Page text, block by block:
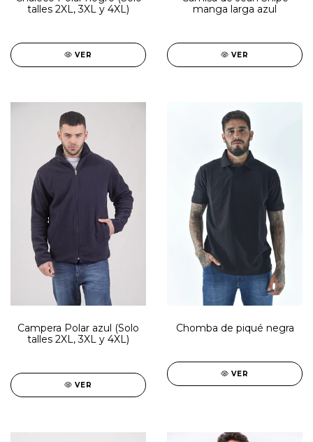
talles 2XL, 3XL y 4XL)
VER
manga larga azul
VER
Campera Polar azul (Solo
talles 2XL, 3XL y 4XL)
VER
Chomba de piqué negra
VER